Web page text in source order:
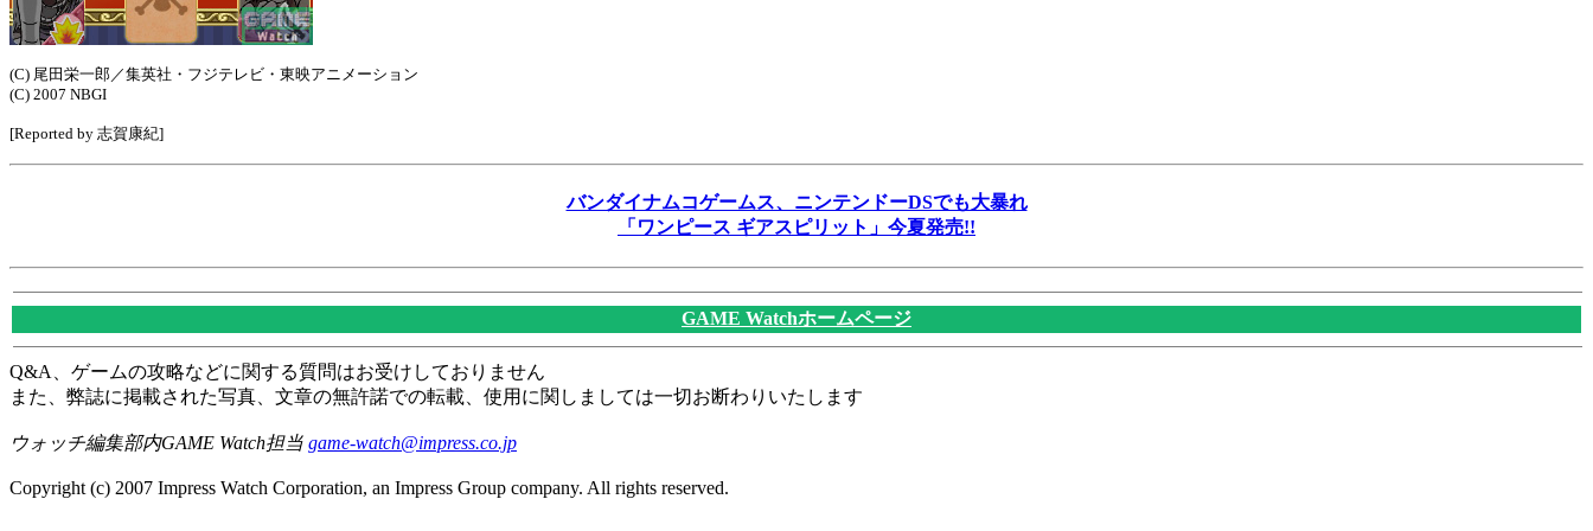
(C) 尾田栄一郎／集英社・フジテレビ・東映アニメーション
(C) 2007 NBGI
[Reported by 志賀康紀]
バンダイナムコゲームス、ニンテンドーDSでも大暴れ
「ワンピース ギアスピリット」今夏発売!!
GAME Watchホームページ
Q&A、ゲームの攻略などに関する質問はお受けしておりません
また、弊誌に掲載された写真、文章の無許諾での転載、使用に関しましては一切お断わりいたします
ウォッチ編集部内GAME Watch担当 game-watch@impress.co.jp
Copyright (c) 2007 Impress Watch Corporation, an Impress Group company. All rights reserved.